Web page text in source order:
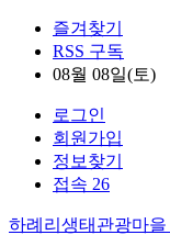
즐겨찾기
RSS 구독
08월 08일(토)
로그인
회원가입
정보찾기
접속 26
하례리생태관광마을